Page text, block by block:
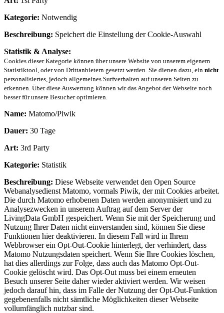
Kategorie: Notwendig
Beschreibung: Speichert die Einstellung der Cookie-Auswahl
Statistik & Analyse:
Cookies dieser Kategorie können über unsere Website von unserem eigenem
Statistiktool, oder von Drittanbietern gesetzt werden. Sie dienen dazu, ein nicht
personalisiertes, jedoch allgemeines Surfverhalten auf unseren Seiten zu
erkennen. Über diese Auswertung können wir das Angebot der Webseite noch
besser für unsere Besucher optimieren.
Name: Matomo/Piwik
Dauer: 30 Tage
Art: 3rd Party
Kategorie: Statistik
Beschreibung: Diese Webseite verwendet den Open Source
Webanalysedienst Matomo, vormals Piwik, der mit Cookies arbeitet.
Die durch Matomo erhobenen Daten werden anonymisiert und zu
Analysezwecken in unserem Auftrag auf dem Server der
LivingData GmbH gespeichert. Wenn Sie mit der Speicherung und
Nutzung Ihrer Daten nicht einverstanden sind, können Sie diese
Funktionen hier deaktivieren. In diesem Fall wird in Ihrem
Webbrowser ein Opt-Out-Cookie hinterlegt, der verhindert, dass
Matomo Nutzungsdaten speichert. Wenn Sie Ihre Cookies löschen,
hat dies allerdings zur Folge, dass auch das Matomo Opt-Out-
Cookie gelöscht wird. Das Opt-Out muss bei einem erneuten
Besuch unserer Seite daher wieder aktiviert werden. Wir weisen
jedoch darauf hin, dass im Falle der Nutzung der Opt-Out-Funktion
gegebenenfalls nicht sämtliche Möglichkeiten dieser Webseite
vollumfänglich nutzbar sind.